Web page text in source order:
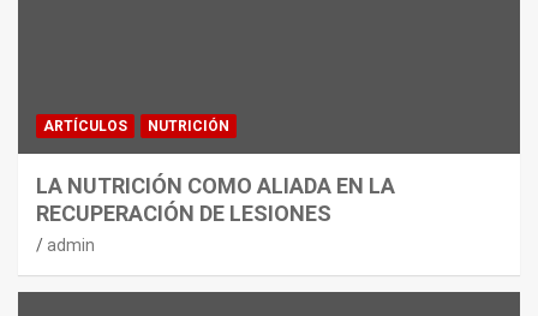
ARTÍCULOS NUTRICIÓN
LA NUTRICIÓN COMO ALIADA EN LA
RECUPERACIÓN DE LESIONES
admin